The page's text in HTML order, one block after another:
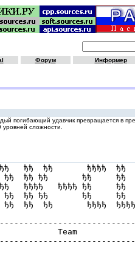
Форум Информер
погибающий удавчик превращается в
сложности.
ђђ  ђђ       ђђђђ  ђђ
ђђ  ђђ ђђ       ђђ     ђђ
ђђђђ   ђђђђ ђђ
ђђ  ђђ ђђ       ђђ     ђђ
ђђ  ђђ       ђђђђ
Team